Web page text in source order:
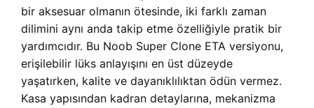
bir aksesuar olmanın ötesinde, iki farklı zaman
dilimini aynı anda takip etme özelliğiyle pratik bir
yardımcıdır. Bu Noob Super Clone ETA versiyonu,
erişilebilir lüks anlayışını en üst düzeyde
yaşatırken, kalite ve dayanıklılıktan ödün vermez.
Kasa yapısından kadran detaylarına, mekanizma